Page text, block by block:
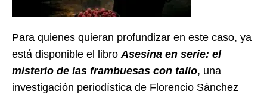
Para quienes quieran profundizar en este caso, ya
está disponible el libro Asesina en serie: el
misterio de las frambuesas con talio, una
investigación periodística de Florencio Sánchez